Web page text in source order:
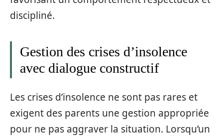
discipliné.
Gestion des crises d’insolence
avec dialogue constructif
Les crises d’insolence ne sont pas rares et
exigent des parents une gestion appropriée
pour ne pas aggraver la situation. Lorsqu’un